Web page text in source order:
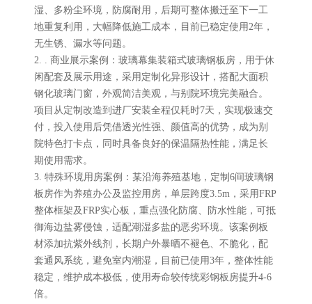
湿、多粉尘环境，防腐耐用，后期可整体搬迁至下一工
地重复利用，大幅降低施工成本，目前已稳定使用2年，
无生锈、漏水等问题。
2. . 商业展示案例：玻璃幕集装箱式玻璃钢板房，用于休
闲配套及展示用途，采用定制化异形设计，搭配大面积
钢化玻璃门窗，外观简洁美观，与别院环境完美融合。
项目从定制改造到进厂安装全程仅耗时7天，实现极速交
付，投入使用后凭借透光性强、颜值高的优势，成为别
院特色打卡点，同时具备良好的保温隔热性能，满足长
期使用需求。
3. 特殊环境用房案例：某沿海养殖基地，定制6间玻璃钢
板房作为养殖办公及监控用房，单层跨度3.5m，采用FRP
整体框架及FRP实心板，重点强化防腐、防水性能，可抵
御海边盐雾侵蚀，适配潮湿多盐的恶劣环境。该案例板
材添加抗紫外线剂，长期户外暴晒不褪色、不脆化，配
套通风系统，避免室内潮湿，目前已使用3年，整体性能
稳定，维护成本极低，使用寿命较传统彩钢板房提升4-6
倍。